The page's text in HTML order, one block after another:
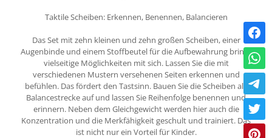
Taktile Scheiben: Erkennen, Benennen, Balancieren
Das Set mit zehn kleinen und zehn großen Scheiben, einer
Augenbinde und einem Stoffbeutel für die Aufbewahrung bringt
vielseitige Möglichkeiten mit sich. Lassen Sie die mit
verschiedenen Mustern versehenen Seiten erkennen und
befühlen. Das fördert den Tastsinn. Bauen Sie die Scheiben als
Balancestrecke auf und lassen Sie Reihenfolge benennen und
erinnern. Neben dem Gleichgewicht werden hier auch die
Konzentration und die Merkfähigkeit geschult und trainiert. Das
ist nicht nur ein Vorteil für Kinder.